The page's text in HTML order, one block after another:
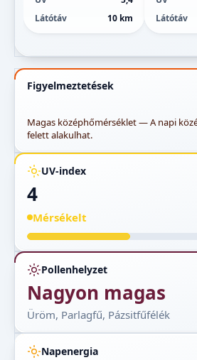
Látótáv
10 km
Látótáv
Figyelmeztetések
Magas középhőmérséklet — A napi
felett alakulhat.
UV-index
4
Mérsékelt
Pollenhelyzet
Nagyon magas
Üröm, Parlagfű, Pázsitfűfélék
Napenergia